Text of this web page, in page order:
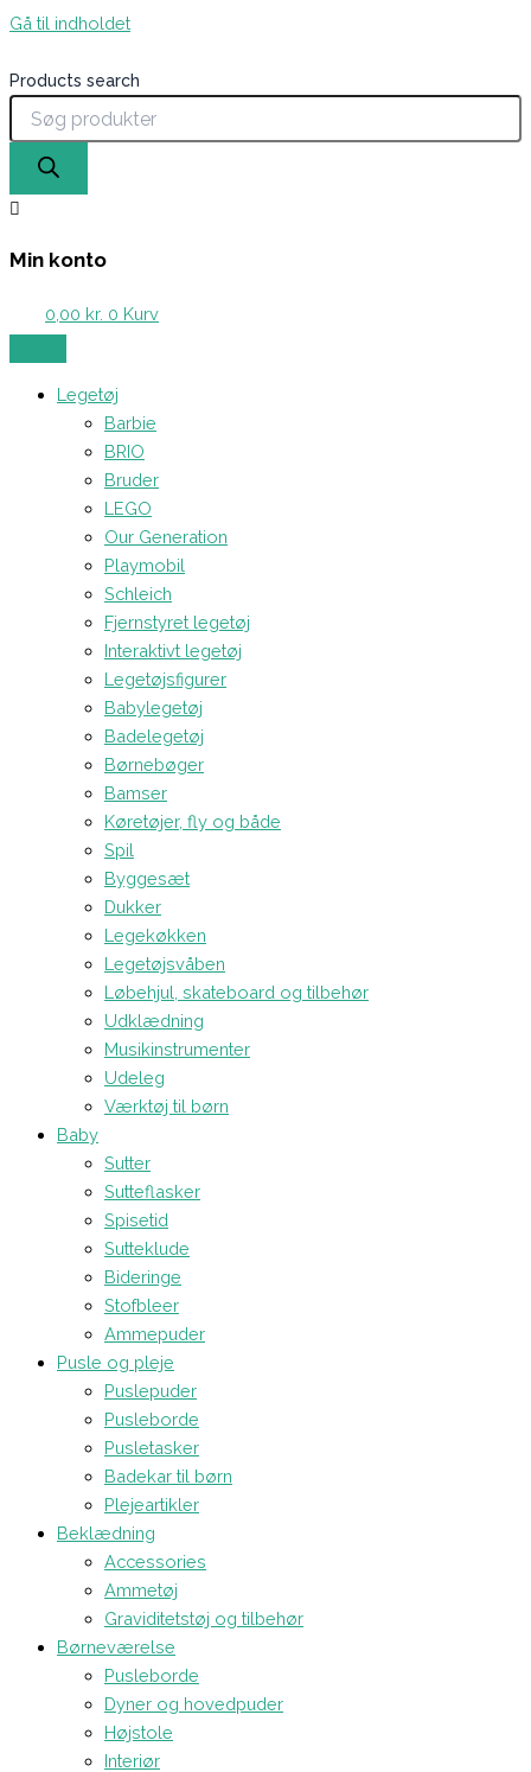
Gå til indholdet
Products search
Min konto
0,00 kr. 0 Kurv
Legetøj
Barbie
BRIO
Bruder
LEGO
Our Generation
Playmobil
Schleich
Fjernstyret legetøj
Interaktivt legetøj
Legetøjsfigurer
Babylegetøj
Badelegetøj
Børnebøger
Bamser
Køretøjer, fly og både
Spil
Byggesæt
Dukker
Legekøkken
Legetøjsvåben
Løbehjul, skateboard og tilbehør
Udklædning
Musikinstrumenter
Udeleg
Værktøj til børn
Baby
Sutter
Sutteflasker
Spisetid
Sutteklude
Bideringe
Stofbleer
Ammepuder
Pusle og pleje
Puslepuder
Pusleborde
Pusletasker
Badekar til børn
Plejeartikler
Beklædning
Accessories
Ammetøj
Graviditetstøj og tilbehør
Børneværelse
Pusleborde
Dyner og hovedpuder
Højstole
Interiør